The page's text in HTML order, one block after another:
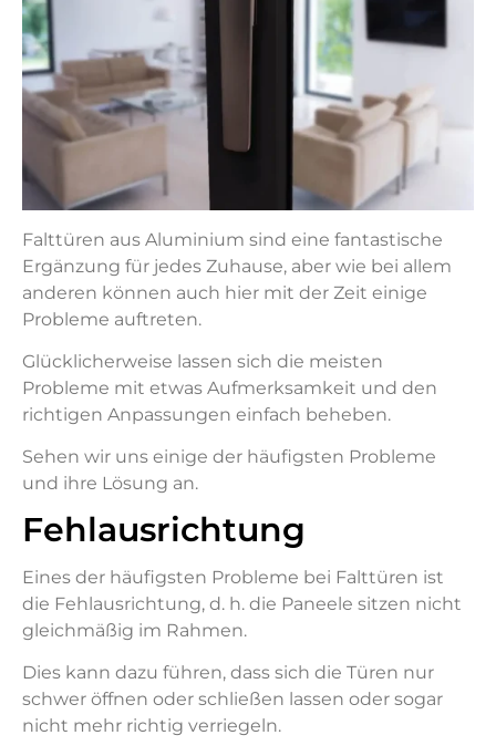
Falttüren aus Aluminium sind eine fantastische
Ergänzung für jedes Zuhause, aber wie bei allem
anderen können auch hier mit der Zeit einige
Probleme auftreten.
Glücklicherweise lassen sich die meisten
Probleme mit etwas Aufmerksamkeit und den
richtigen Anpassungen einfach beheben.
Sehen wir uns einige der häufigsten Probleme
und ihre Lösung an.
Fehlausrichtung
Eines der häufigsten Probleme bei Falttüren ist
die Fehlausrichtung, d. h. die Paneele sitzen nicht
gleichmäßig im Rahmen.
Dies kann dazu führen, dass sich die Türen nur
schwer öffnen oder schließen lassen oder sogar
nicht mehr richtig verriegeln.